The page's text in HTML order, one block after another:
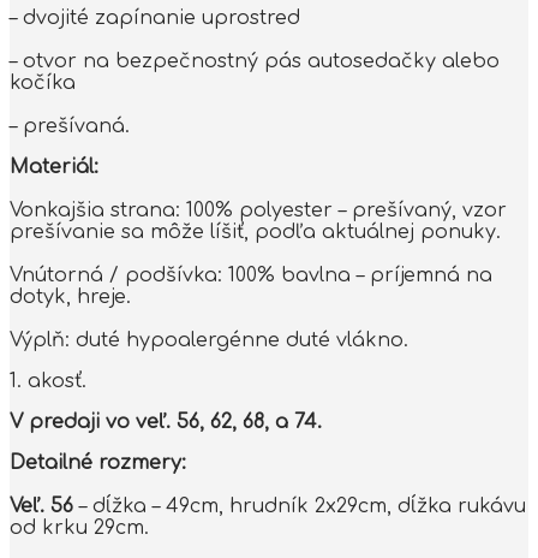
– dvojité zapínanie uprostred
– otvor na bezpečnostný pás autosedačky alebo
kočíka
– prešívaná.
Materiál:
Vonkajšia strana: 100% polyester – prešívaný, vzor
prešívanie sa môže líšiť, podľa aktuálnej ponuky.
Vnútorná / podšívka: 100% bavlna – príjemná na
dotyk, hreje.
Výplň: duté hypoalergénne duté vlákno.
1. akosť.
V predaji vo veľ. 56, 62, 68, a 74.
Detailné rozmery:
Veľ. 56– dĺžka – 49cm, hrudník 2x29cm, dĺžka rukávu
od krku 29cm.